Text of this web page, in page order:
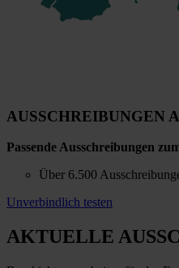
AUSSCHREIBUNGEN
Passende Ausschreibungen
Über 6.500
Unverbindlich testen
AKTUELLE